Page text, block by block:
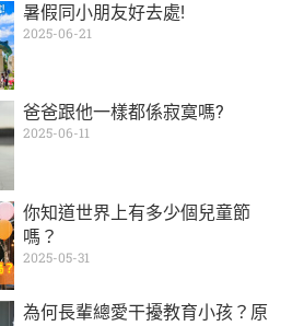
暑假同小朋友好去處!
2025-06-21
爸爸跟他一樣都係寂寞嗎?
2025-06-11
你知道世界上有多少個兒童節
嗎？
2025-05-31
為何長輩總愛干擾教育小孩？原